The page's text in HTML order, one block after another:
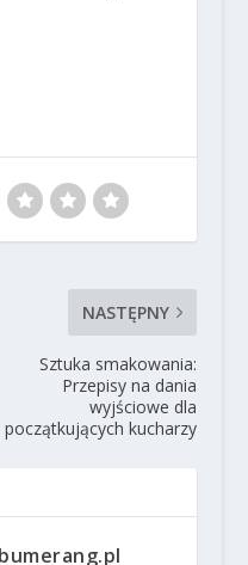
NASTĘPNY
Sztuka smakowania:
Przepisy na dania
wyjściowe dla
początkujących kucharzy